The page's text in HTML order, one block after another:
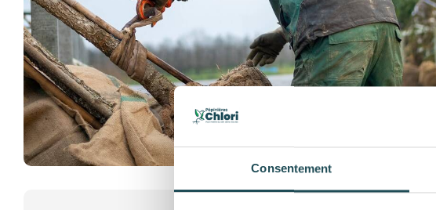
Consentement